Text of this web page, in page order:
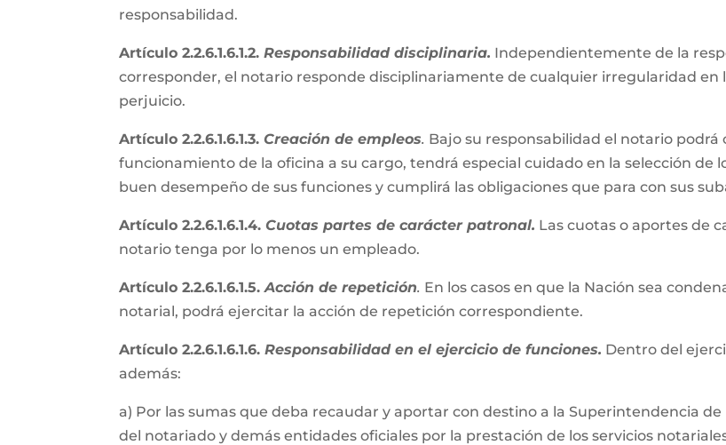
responsabilidad.
Artículo 2.2.6.1.6.1.2. Responsabilidad disciplinaria. Independientemente de la
corresponder, el notario responde disciplinariamente de cualquier irregularidad en
perjuicio.
Artículo 2.2.6.1.6.1.3.Creación de empleos. Bajo su responsabilidad el notario
funcionamiento de la oficina a su cargo, tendrá especial cuidado en la selección de
buen desempeño de sus funciones y cumplirá las obligaciones que para con sus
Artículo 2.2.6.1.6.1.4.Cuotas partes de carácter patronal. Las cuotas o aportes de
notario tenga por lo menos un empleado.
Artículo 2.2.6.1.6.1.5.Acción de repetición. En los casos en que la Nación sea
notarial, podrá ejercitar la acción de repetición correspondiente.
Artículo 2.2.6.1.6.1.6.Responsabilidad en el ejercicio de funciones. Dentro del
además:
a) Por las sumas que deba recaudar y aportar con destino a la Superintendencia
del notariado y demás entidades oficiales por la prestación de los servicios